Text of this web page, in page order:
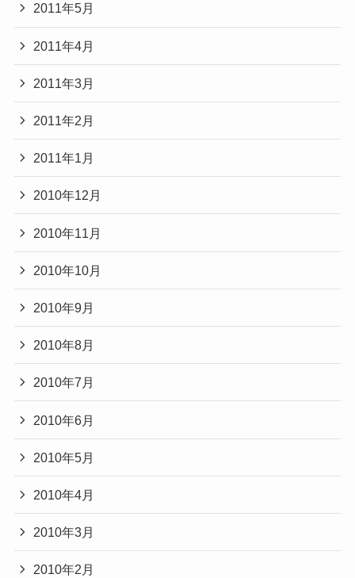
2011年5月
2011年4月
2011年3月
2011年2月
2011年1月
2010年12月
2010年11月
2010年10月
2010年9月
2010年8月
2010年7月
2010年6月
2010年5月
2010年4月
2010年3月
2010年2月